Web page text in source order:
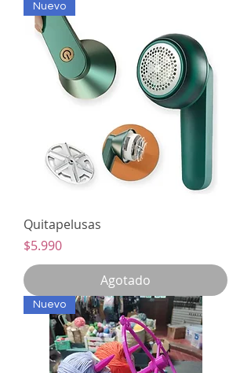
Nuevo
Quitapelusas
Precio
$5.990
Agotado
Nuevo